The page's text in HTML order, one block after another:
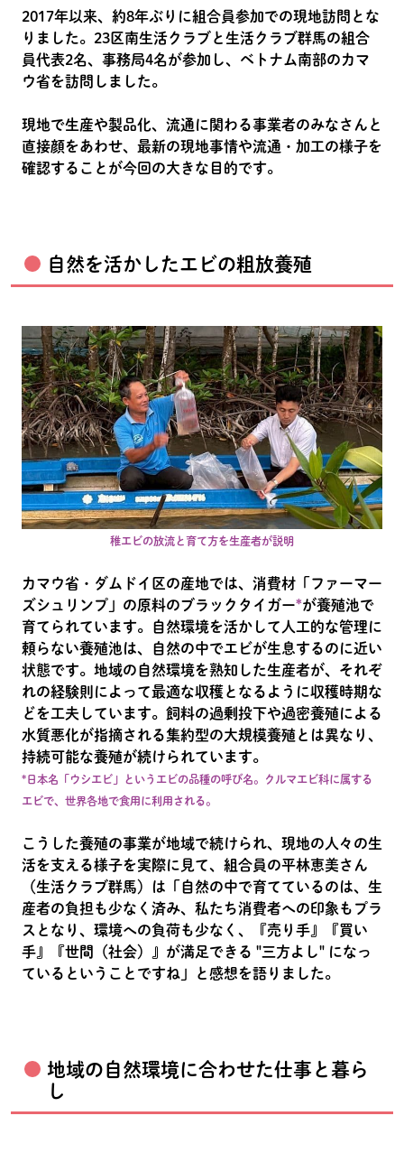
2017年以来、約8年ぶりに組合員参加での現地訪問とな
りました。23区南生活クラブと生活クラブ群馬の組合
員代表2名、事務局4名が参加し、ベトナム南部のカマ
ウ省を訪問しました。
現地で生産や製品化、流通に関わる事業者のみなさんと
直接顔をあわせ、最新の現地事情や流通・加工の様子を
確認することが今回の大きな目的です。
自然を活かしたエビの粗放養殖
稚エビの放流と育て方を生産者が説明
カマウ省・ダムドイ区の産地では、消費材「ファーマー
ズシュリンプ」の原料のブラックタイガー*が養殖池で
育てられています。自然環境を活かして人工的な管理に
頼らない養殖池は、自然の中でエビが生息するのに近い
状態です。地域の自然環境を熟知した生産者が、それぞ
れの経験則によって最適な収穫となるように収穫時期な
どを工夫しています。飼料の過剰投下や過密養殖による
水質悪化が指摘される集約型の大規模養殖とは異なり、
持続可能な養殖が続けられています。
*日本名「ウシエビ」というエビの品種の呼び名。クルマエビ科に属する
エビで、世界各地で食用に利用される。
こうした養殖の事業が地域で続けられ、現地の人々の生
活を支える様子を実際に見て、組合員の平林恵美さん
（生活クラブ群馬）は「自然の中で育てているのは、生
産者の負担も少なく済み、私たち消費者への印象もプラ
スとなり、環境への負荷も少なく、『売り手』『買い
手』『世間（社会）』が満足できる "三方よし" になっ
ているということですね」と感想を語りました。
地域の自然環境に合わせた仕事と暮ら
し